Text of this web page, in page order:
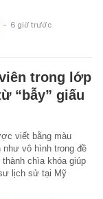
- 6 giờ trước
trong lớp
“bẫy” giấu
viết bằng màu
như vô hình trong đề
chìa khóa giúp
lịch sử tại Mỹ